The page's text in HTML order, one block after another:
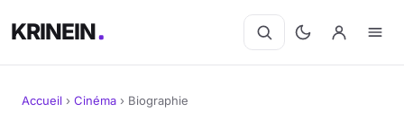
KRINEIN
Accueil › Cinéma › Biographie